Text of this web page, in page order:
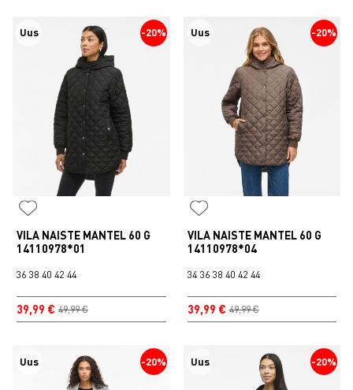
-20%
Uus
VILA NAISTE MANTEL 60 G
14110978*01
39,99 € 49,99 €
36 38 40 42 44
-20%
Uus
VILA NAISTE MANTEL 60 G
14110978*04
39,99 € 49,99 €
34 36 38 40 42 44
-20%
Uus -20%
Uus